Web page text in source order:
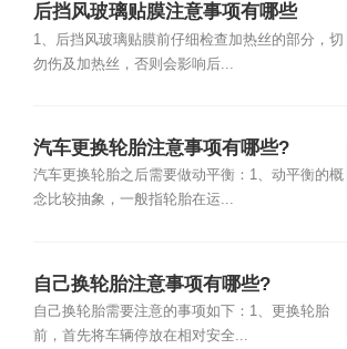
后挡风玻璃贴膜注意事项有哪些
1、后挡风玻璃贴膜前仔细检查加热丝的部分，切
勿伤及加热丝，否则会影响后...
汽车更换轮胎注意事项有哪些?
汽车更换轮胎之后需要做动平衡：1、动平衡的概
念比较抽象，一般指轮胎在运...
自己换轮胎注意事项有哪些?
自己换轮胎需要注意的事项如下：1、更换轮胎
前，首先将车辆停放在相对安全...